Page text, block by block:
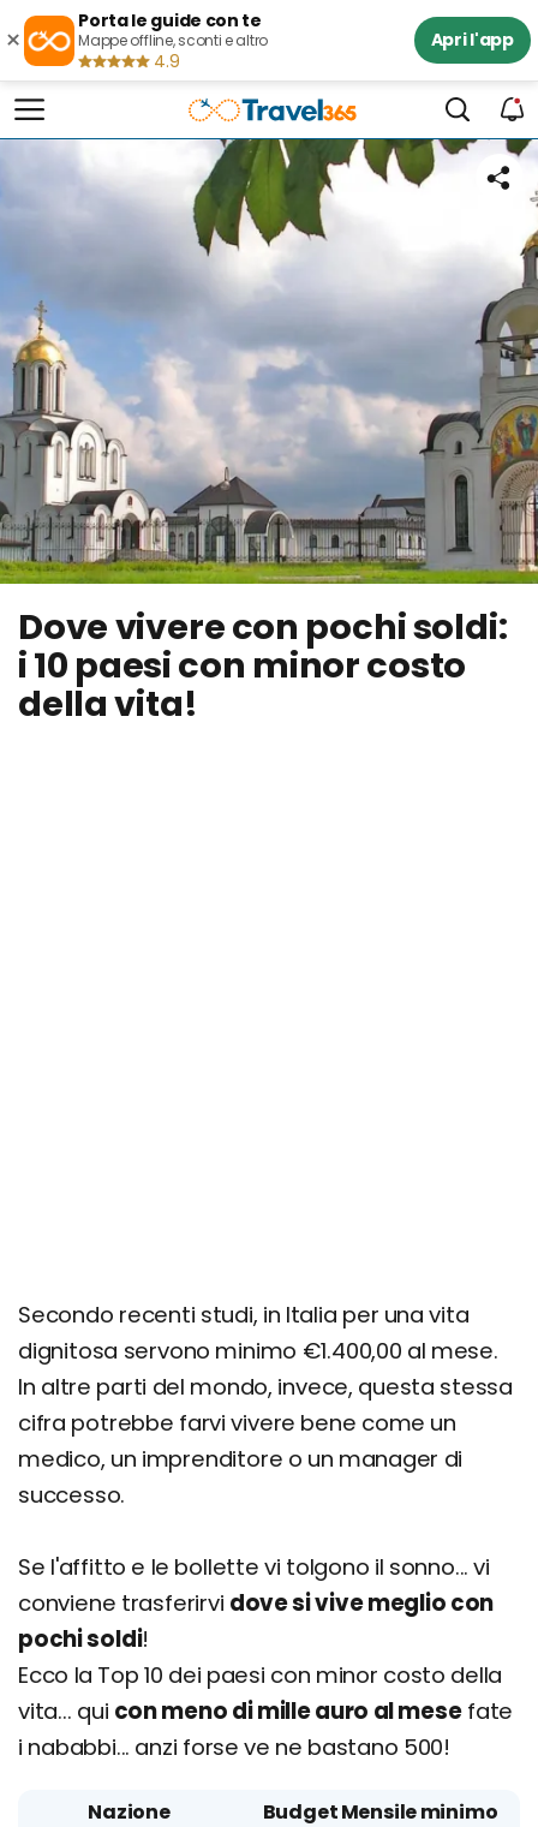
×
Porta le guide con te
Mappe offline, sconti e altro
4.9
Apri l'app
Dove vivere con pochi soldi:
i 10 paesi con minor costo
della vita!
Secondo recenti studi, in Italia per una vita
dignitosa servono minimo €1.400,00 al mese.
In altre parti del mondo, invece, questa stessa
cifra potrebbe farvi vivere bene come un
medico, un imprenditore o un manager di
successo.
Se l'affitto e le bollette vi tolgono il sonno... vi
conviene trasferirvi dove si vive meglio con
pochi soldi!
Ecco la Top 10 dei paesi con minor costo della
vita... qui con meno di mille auro al mesefate
i nababbi... anzi forse ve ne bastano 500!
Nazione
Budget Mensile minimo